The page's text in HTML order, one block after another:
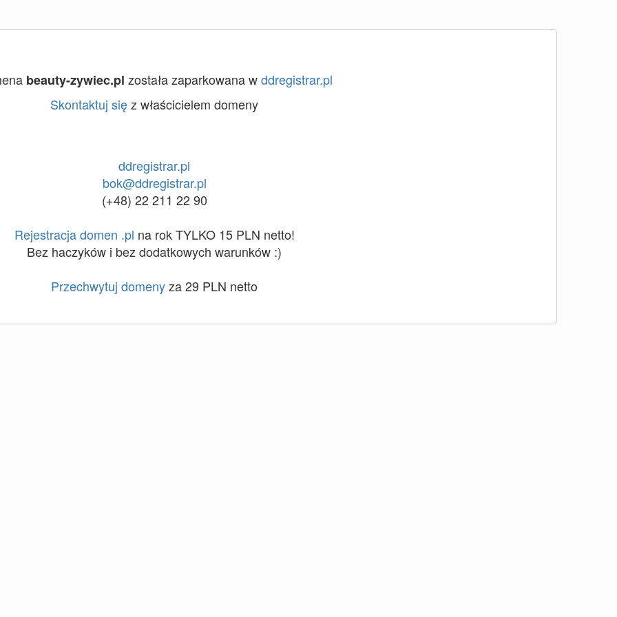
beauty-zywiec.pl została zaparkowana wddregistrar.pl
Skontaktuj sięz właścicielem domeny
ddregistrar.pl
bok@ddregistrar.pl
(+48) 22 211 22 90
Rejestracja domen .pl na rok TYLKO 15 PLN netto!
Bez haczyków i bez dodatkowych warunków :)
Przechwytuj domenyza 29 PLN netto